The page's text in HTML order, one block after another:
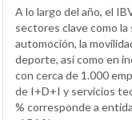
A lo largo del año, el
sectores clave como la
automoción, la
deporte, así como en
con cerca de 1.000
de I+D+I y servicios
% corresponde a